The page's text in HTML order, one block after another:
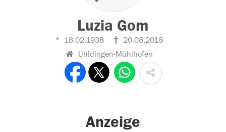
Luzia Gom
18.02.1938
20.08.2018
Uhldingen-Mühlhofen
Anzeige